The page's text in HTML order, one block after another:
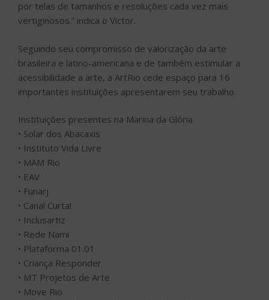
• Instituto Vida Livre
• MAM Rio
• Funarj
• Canal Curta!
• Inclusartiz
• Rede Nami
• Criança Responder
• MT Projetos de Arte
• Move Rio
• Secretaria de Cultura do Estado do Rio de Janeiro
Instituições presentes na feira online
• Potência Ativa
• MAR
• Artistas Latinas
Na Marina da Gloria também acontecerá agenda de
palestras, debates e conversas realizadas pela ArtRio
em parceria com a ABACT.